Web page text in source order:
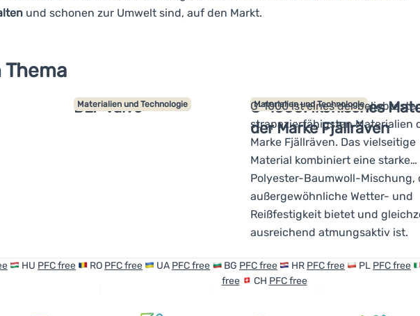
und schonen zur Umwelt sind, auf den Markt.
DLF Valve
Materialien und Technologie
G-1000: Ikonisches
der Marke Fjällräven
Materialien und Technologie
G-1000 ist eines der
strapazierfähigsten Materialien
Marke Fjällräven. Das vielseitige
Material kombiniert eine starke
Polyester-Baumwoll-Mischung,
außergewöhnliche Wetter- und
Reißfestigkeit bietet und
ausreichend atmungsaktiv ist.
HU PFC free RO PFC free UA PFC free BG PFC free HR PFC free PL PFC free
free
CH PFC free